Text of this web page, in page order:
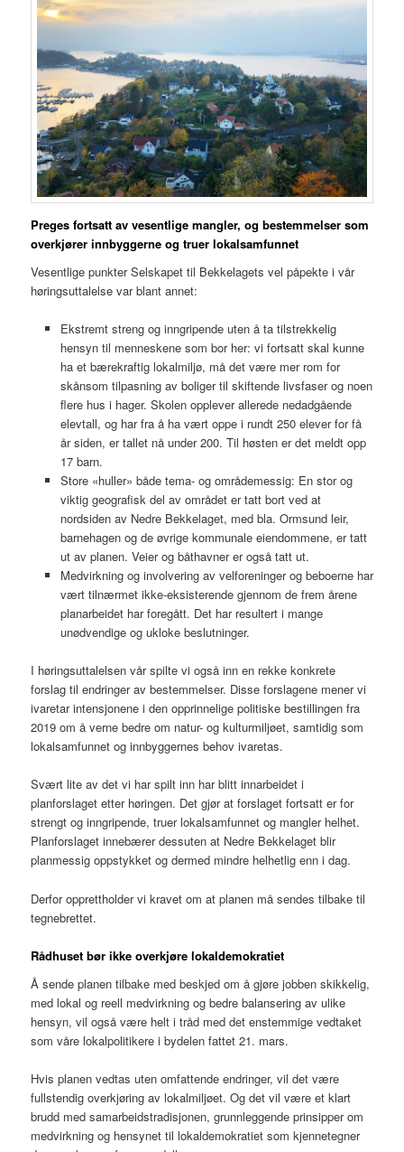
Preges fortsatt av vesentlige mangler, og bestemmelser som
overkjører innbyggerne og truer lokalsamfunnet
Vesentlige punkter Selskapet til Bekkelagets vel påpekte i vår
høringsuttalelse var blant annet:
Ekstremt streng og inngripende uten å ta tilstrekkelig
hensyn til menneskene som bor her: vi fortsatt skal kunne
ha et bærekraftig lokalmiljø, må det være mer rom for
skånsom tilpasning av boliger til skiftende livsfaser og noen
flere hus i hager. Skolen opplever allerede nedadgående
elevtall, og har fra å ha vært oppe i rundt 250 elever for få
år siden, er tallet nå under 200. Til høsten er det meldt opp
17 barn.
Store «huller» både tema- og områdemessig: En stor og
viktig geografisk del av området er tatt bort ved at
nordsiden av Nedre Bekkelaget, med bla. Ormsund leir,
barnehagen og de øvrige kommunale eiendommene, er tatt
ut av planen. Veier og båthavner er også tatt ut.
Medvirkning og involvering av velforeninger og beboerne har
vært tilnærmet ikke-eksisterende gjennom de frem årene
planarbeidet har foregått. Det har resultert i mange
unødvendige og ukloke beslutninger.
I høringsuttalelsen vår spilte vi også inn en rekke konkrete
forslag til endringer av bestemmelser. Disse forslagene mener vi
ivaretar intensjonene i den opprinnelige politiske bestillingen fra
2019 om å verne bedre om natur- og kulturmiljøet, samtidig som
lokalsamfunnet og innbyggernes behov ivaretas.
Svært lite av det vi har spilt inn har blitt innarbeidet i
planforslaget etter høringen. Det gjør at forslaget fortsatt er for
strengt og inngripende, truer lokalsamfunnet og mangler helhet.
Planforslaget innebærer dessuten at Nedre Bekkelaget blir
planmessig oppstykket og dermed mindre helhetlig enn i dag.
Derfor opprettholder vi kravet om at planen må sendes tilbake til
tegnebrettet.
Rådhuset bør ikke overkjøre lokaldemokratiet
Å sende planen tilbake med beskjed om å gjøre jobben skikkelig,
med lokal og reell medvirkning og bedre balansering av ulike
hensyn, vil også være helt i tråd med det enstemmige vedtaket
som våre lokalpolitikere i bydelen fattet 21. mars.
Hvis planen vedtas uten omfattende endringer, vil det være
fullstendig overkjøring av lokalmiljøet. Og det vil være et klart
brudd med samarbeidstradisjonen, grunnleggende prinsipper om
medvirkning og hensynet til lokaldemokratiet som kjennetegner